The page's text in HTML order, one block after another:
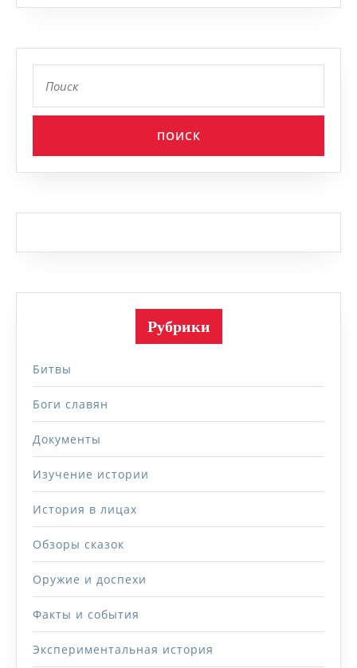
Рубрики
Битвы
Боги славян
Документы
Изучение истории
История в лицах
Обзоры сказок
Оружие и доспехи
Факты и события
Экспериментальная история